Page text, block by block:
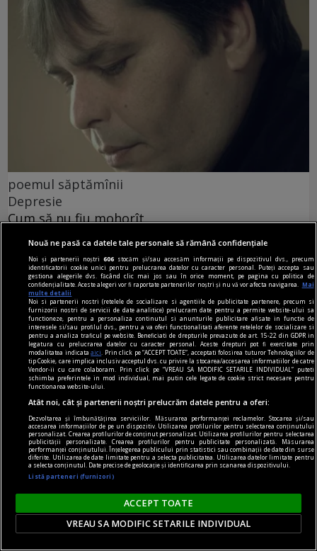
poemul săptămînii
Depresie
Cum să nu fiu mohorît
publicitate
Caserole pentru mîncare de unică folosință
disponibile la Snick Ambalaje
Acest concept este unul care reușește să atragă
mulți clienți, consumatori totodată.
Nouă ne pasă ca datele tale personale să rămână confidențiale
Noi și partenerii noștri606 stocăm și/sau accesăm informații pe dispozitivul dvs., precum
identificatorii cookie unici pentru prelucrarea datelor cu caracter personal. Puteți accepta sau
gestiona alegerile dvs. făcând clic mai jos sau în orice moment, pe pagina cu politica de
confidențialitate. Aceste alegeri vor fi raportate partenerilor noștri și nu vă vor afecta navigarea.
Mai
multe detalii
Noi si partenerii nostri (retelele de socializare si agentiile de publicitate partenere, precum si
furnizorii nostri de servicii de date analitice) prelucram date pentru a permite website-ului sa
functioneze, pentru a personaliza continutul si anunturile publicitare afisate in functie de
interesele si/sau profilul dvs., pentru a va oferi functionalitati aferente retelelor de socializare si
pentru a analiza traficul pe website. Beneficiati de drepturile prevazute de art. 15-22 din GDPR in
legatura cu prelucrarea datelor cu caracter personal. Aceste drepturi pot fi exercitate prin
modalitatea indicataaici
. Prin click pe “ACCEPT TOATE”, acceptati folosirea tuturor Tehnologiilor de
tip Cookie, care implica inclusiv acceptul dvs. cu privire la stocarea/accesarea informatiilor de catre
Vendor-ii cu care colaboram. Prin click pe “VREAU SA MODIFIC SETARILE INDIVIDUAL” puteti
schimba preferintele in mod individual, mai putin cele legate de cookie strict necesare pentru
functionarea website-ului.
Atât noi, cât și partenerii noștri prelucrăm datele pentru a oferi:
Dezvoltarea și îmbunătățirea serviciilor. Măsurarea performanței reclamelor. Stocarea și/sau
accesarea informațiilor de pe un dispozitiv. Utilizarea profilurilor pentru selectarea conținutului
personalizat. Crearea profilurilor de conținut personalizat. Utilizarea profilurilor pentru selectarea
publicității personalizate. Crearea profilurilor pentru publicitate personalizată. Măsurarea
performanței conținutului. Înțelegerea publicului prin statistici sau combinații de date din surse
diferite. Utilizarea de date limitate pentru a selecta publicitatea. Utilizarea datelor limitate pentru
a selecta conținutul. Date precise de geolocație și identificarea prin scanarea dispozitivului.
Listă parteneri (furnizori)
ACCEPT TOATE
VREAU SA MODIFIC SETARILE INDIVIDUAL